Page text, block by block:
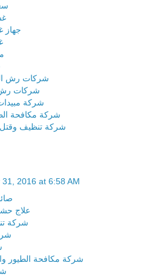
جهاز
شركات رش
شركات رش
شركة
شركة مكافحة
شركة تنظيف
31, 2016 at 6:58 AM
علاج
شركة
شركة مكافحة